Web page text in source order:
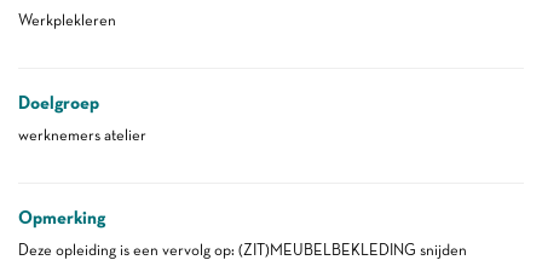
Werkplekleren
Doelgroep
werknemers atelier
Opmerking
Deze opleiding is een vervolg op: (ZIT)MEUBELBEKLEDING snijden